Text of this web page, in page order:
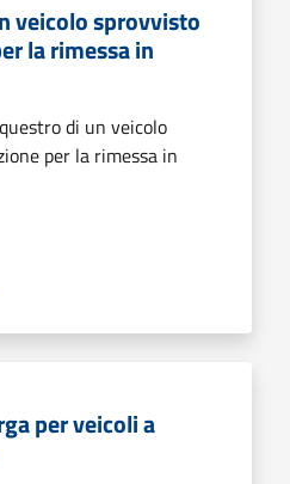
veicolo sprovvisto
la rimessa in
di un veicolo
per la rimessa in
per veicoli a